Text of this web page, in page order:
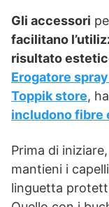
Gli accessori
facilitano
risultato
Erogatore
Toppik store,
includono fibre
Prima di
mantieni i
linguetta